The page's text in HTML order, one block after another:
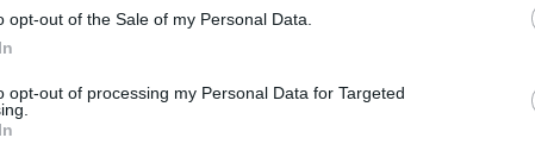
opt-out of the Sale of my Personal Data.
opt-out of processing my Personal Data for Targeted